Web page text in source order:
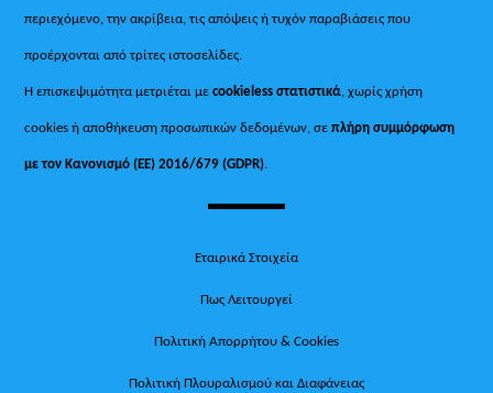
περιεχόμενο, την ακρίβεια, τις απόψεις ή τυχόν παραβιάσεις που
προέρχονται από τρίτες ιστοσελίδες.
Η επισκεψιμότητα μετριέται μεcookieless στατιστικά, χωρίς χρήση
cookies ή αποθήκευση προσωπικών δεδομένων, σεπλήρη συμμόρφωση
με τον Κανονισμό (ΕΕ) 2016/679 (GDPR).
Εταιρικά Στοιχεία
Πως Λειτουργεί
Πολιτική Απορρήτου & Cookies
Πολιτική Πλουραλισμού και Διαφάνειας